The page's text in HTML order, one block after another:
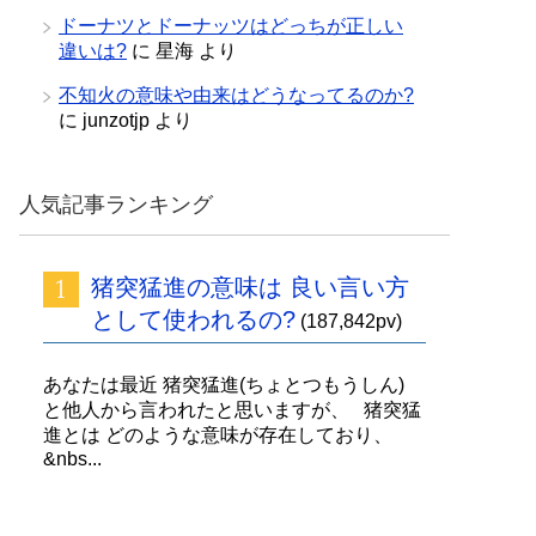
ドーナツとドーナッツはどっちが正しい
違いは? に 星海 より
不知火の意味や由来はどうなってるのか?
に junzotjp より
人気記事ランキング
猪突猛進の意味は 良い言い方
として使われるの? (187,842pv)
あなたは最近 猪突猛進(ちょとつもうしん)
と他人から言われたと思いますが、 猪突猛
進とは どのような意味が存在しており、
&nbs...